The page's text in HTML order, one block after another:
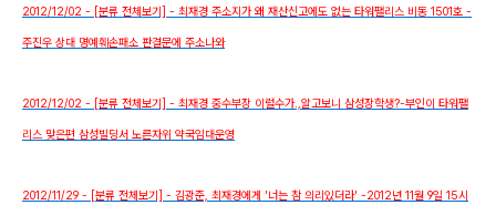
2012/12/02 - [분류 전체보기] - 최재경 주소지가 왜 재산신고에도 없는 타워팰리스 비동 1501호 -
주진우 상대 명예훼손패소 판결문에 주소나와
2012/12/02 - [분류 전체보기] - 최재경 중수부장 이럴수가.,알고보니 삼성장학생?-부인이 타워팰
리스 맞은편 삼성빌딩서 노른자위 약국임대운영
2012/11/29 - [분류 전체보기] - 김광준, 최재경에게 '너는 참 의리있더라' -2012년 11월 9일 15시